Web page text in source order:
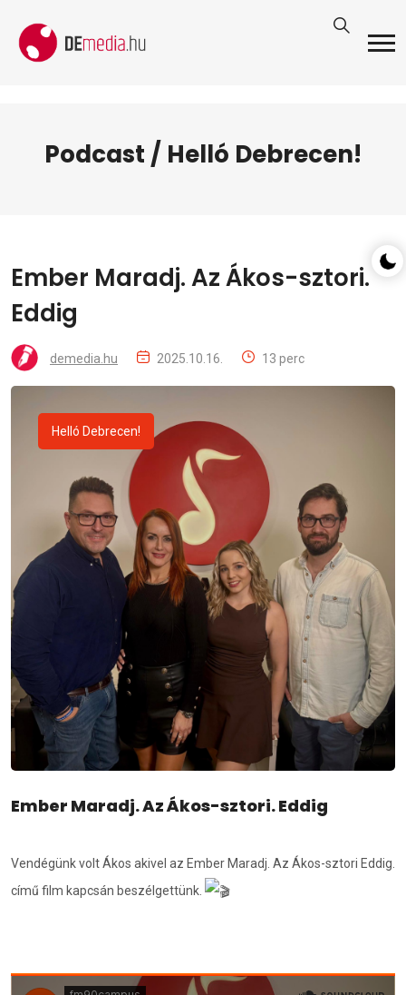
Podcast / Helló Debrecen!
Ember Maradj. Az Ákos-sztori.
Eddig
demedia.hu 2025.10.16. 13 perc
Helló Debrecen!
Ember Maradj. Az Ákos-sztori. Eddig
Vendégünk volt Ákos akivel az Ember Maradj. Az Ákos-sztori Eddig.
című film kapcsán beszélgettünk.